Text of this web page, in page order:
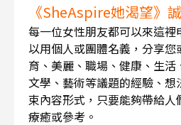
《SheAspire她渴望》
每一位女性朋友都可以來這
以用個人或團體名義，分享
育、美麗、職場、健康、生活
文學、藝術等議題的經驗、
束內容形式，只要能夠帶給人
療癒或參考。